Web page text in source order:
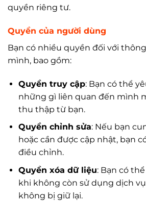
quyền riêng tư.
Quyền của người dùng
Bạn có nhiều quyền đối với
mình, bao gồm:
Quyền truy cập: Bạn có thể
những gì liên quan đến mình
thu thập từ bạn.
Quyền chỉnh sửa: Nếu bạn
hoặc cần được cập nhật, bạn
điều chỉnh.
Quyền xóa dữ liệu: Bạn có
khi không còn sử dụng dịch
không bị giữ lại.